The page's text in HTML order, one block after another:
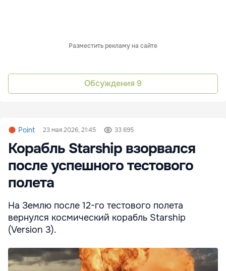
Разместить рекламу на сайте
Обсуждения 9
Point 23 мая 2026, 21:45 33 695
Корабль Starship взорвался
после успешного тестового
полета
На Землю после 12-го тестового полета
вернулся космический корабль Starship
(Version 3).